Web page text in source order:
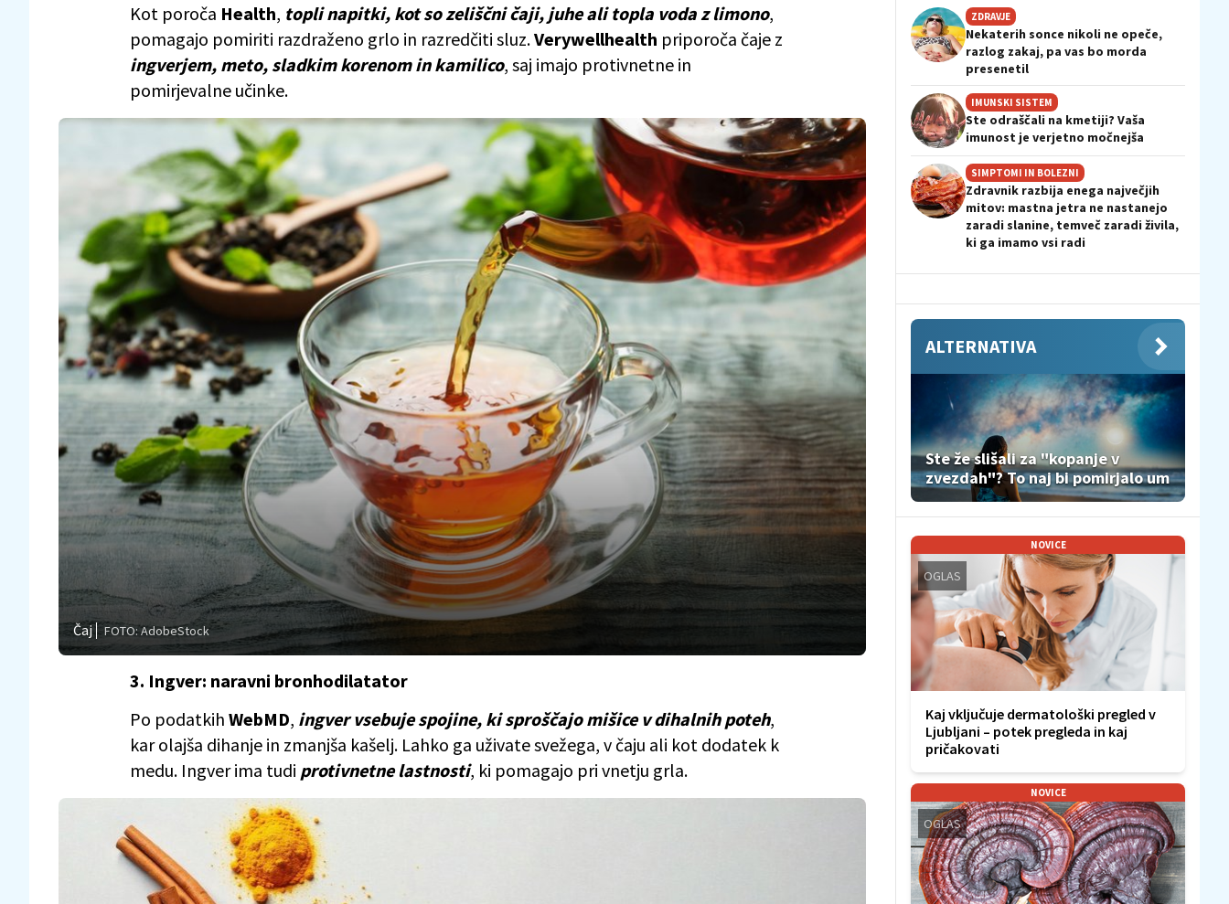
Kot poroča Health, topli napitki, kot so zeliščni čaji, juhe ali topla voda z limono,
pomagajo pomiriti razdraženo grlo in razredčiti sluz.Verywellhealth priporoča čaje z
ingverjem, meto, sladkim korenom in kamilico, saj imajo protivnetne in
pomirjevalne učinke.
Čaj FOTO: AdobeStock
3. Ingver: naravni bronhodilatator
Po podatkih WebMD, ingver vsebuje spojine, ki sproščajo mišice v dihalnih poteh,
kar olajša dihanje in zmanjša kašelj. Lahko ga uživate svežega, v čaju ali kot dodatek k
medu. Ingver ima tudi protivnetne lastnosti, ki pomagajo pri vnetju grla.
ZDRAVJE
Nekaterih sonce nikoli ne opeče,
razlog zakaj, pa vas bo morda
presenetil
IMUNSKI SISTEM
Ste odraščali na kmetiji? Vaša
imunost je verjetno močnejša
SIMPTOMI IN BOLEZNI
Zdravnik razbija enega največjih
mitov: mastna jetra ne nastanejo
zaradi slanine, temveč zaradi živila,
ki ga imamo vsi radi
ALTERNATIVA
Ste že slišali za "kopanje v
zvezdah"? To naj bi pomirjalo um
NOVICE
OGLAS
Kaj vključuje dermatološki pregled v
Ljubljani – potek pregleda in kaj
pričakovati
NOVICE
OGLAS